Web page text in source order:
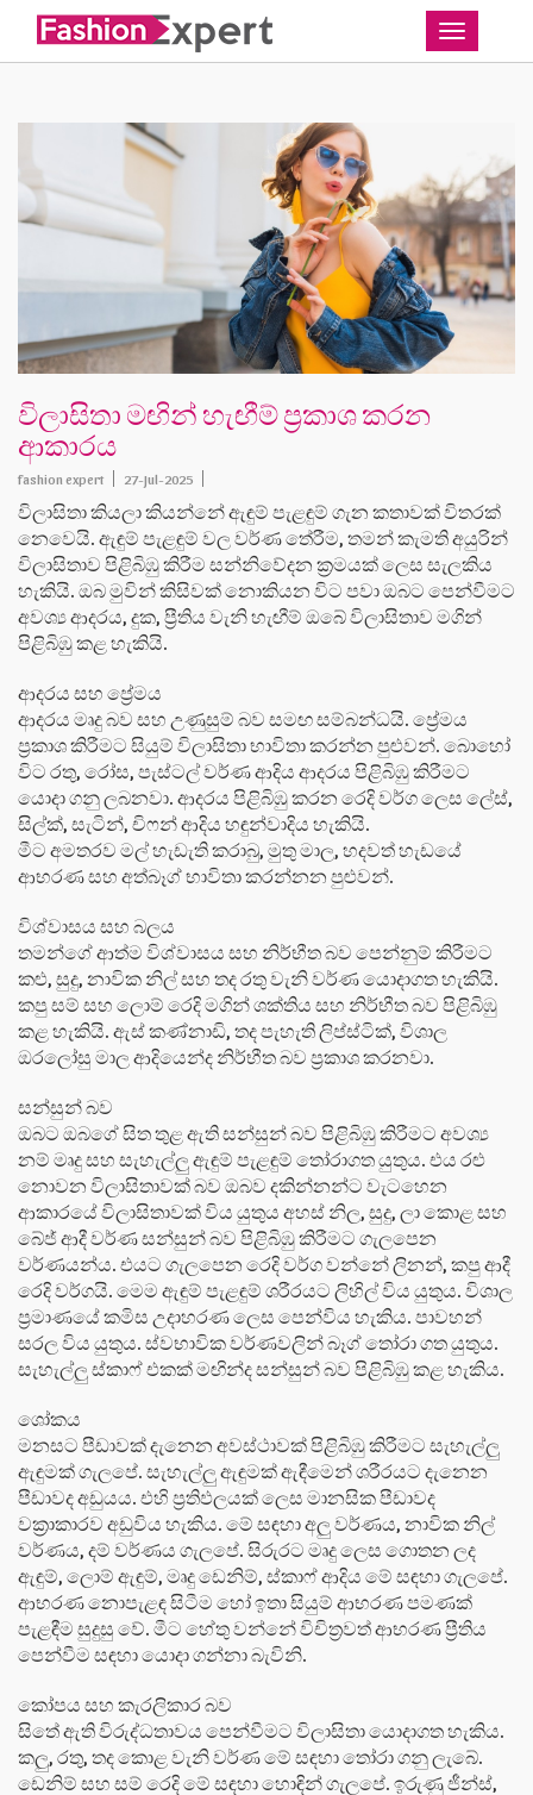
Toggle
විලාසිතා මඟින් හැඟීම් ප්‍රකාශ කරන
ආකාරය
fashion expert 27-Jul-2025
විලාසිතා කියලා කියන්නේ ඇඳුම් පැළඳුම් ගැන කතාවක් විතරක්
නෙවෙයි. ඇඳුම් පැළඳුම් වල වර්ණ තේරීම, තමන් කැමති අයුරින්
විලාසිතාව පිළිබිඹු කිරීම සන්නිවේදන ක්‍රමයක් ලෙස සැලකිය
හැකියි. ඔබ මුවින් කිසිවක් නොකියන විට පවා ඔබට පෙන්වීමට
අවශ්‍ය ආදරය, දුක, ප්‍රීතිය වැනි හැඟීම් ඔබේ විලාසිතාව මගින්
පිළිබිඹු කළ හැකියි.
ආදරය සහ ප්‍රේමය
ආදරය මෘදු බව සහ උණුසුම් බව සමඟ සම්බන්ධයි. ප්‍රේමය
ප්‍රකාශ කිරීමට සියුම් විලාසිතා භාවිතා කරන්න පුළුවන්. බොහෝ
විට රතු, රෝස, පැස්ටල් වර්ණ ආදිය ආදරය පිළිබිඹු කිරීමට
යොදා ගනු ලබනවා. ආදරය පිළිබිඹු කරන රෙදි වර්ග ලෙස ලේස්,
සිල්ක්, සැටින්, චිෆන් ආදිය හඳුන්වාදිය හැකියි.
මීට අමතරව මල් හැඩැති කරාබු, මුතු මාල, හදවත් හැඩයේ
ආභරණ සහ අත්බෑග් භාවිතා කරන්නන පුළුවන්.
විශ්වාසය සහ බලය
තමන්ගේ ආත්ම විශ්වාසය සහ නිර්භීත බව පෙන්නුම් කිරීමට
කළු, සුදු, නාවික නිල් සහ තද රතු වැනි වර්ණ යොදාගත හැකියි.
කපු සම් සහ ලොම් රෙදි මගින් ශක්තිය සහ නිර්භීත බව පිළිබිඹු
කළ හැකියි. ඇස් කණ්නාඩි, තද පැහැති ලිප්ස්ටික්, විශාල
ඔරලෝසු මාල ආදියෙන්ද නිර්භීත බව ප්‍රකාශ කරනවා.
සන්සුන් බව
ඔබට ඔබගේ සිත තුළ ඇති සන්සුන් බව පිළිබිඹු කිරීමට අවශ්‍ය
නම් මෘදු සහ සැහැල්ලු ඇඳුම් පැළඳුම් තෝරාගත යුතුය. එය රළු
නොවන විලාසිතාවක් බව ඔබව දකින්නන්ට වැටහෙන
ආකාරයේ විලාසිතාවක් විය යුතුය අහස් නිල, සුදු, ලා කොළ සහ
බේජ් ආදී වර්ණ සන්සුන් බව පිළිබිඹු කිරීමට ගැලපෙන
වර්ණයන්ය. එයට ගැලපෙන රෙදි වර්ග වන්නේ ලිනන්, කපු ආදී
රෙදි වර්ගයි. මෙම ඇඳුම් පැළඳුම් ශරීරයට ලිහිල් විය යුතුය. විශාල
ප්‍රමාණයේ කමිස උදාහරණ ලෙස පෙන්විය හැකිය. පාවහන්
සරල විය යුතුය. ස්වභාවික වර්ණවලින් බෑග් තෝරා ගත යුතුය.
සැහැල්ලු ස්කාෆ් එකක් මඟින්ද සන්සුන් බව පිළිබිඹු කළ හැකිය.
ශෝකය
මනසට පීඩාවක් දැනෙන අවස්ථාවක් පිළිබිඹු කිරීමට සැහැල්ලු
ඇඳුමක් ගැලපේ. සැහැල්ලු ඇඳුමක් ඇඳීමෙන් ශරීරයට දැනෙන
පීඩාවද අඩුයය. එහි ප්‍රතිඵලයක් ලෙස මානසික පීඩාවද
වක්‍රාකාරව අඩුවිය හැකිය. මේ සඳහා අලු වර්ණය, නාවික නිල්
වර්ණය, දම් වර්ණය ගැලපේ. සිරුරට මෘදු ලෙස ගොතන ලද
ඇඳුම්, ලොම් ඇඳුම්, මෘදු ඩෙනිම්, ස්කාෆ් ආදිය මේ සඳහා ගැලපේ.
ආභරණ නොපැළඳ සිටීම හෝ ඉතා සියුම් ආභරණ පමණක්
පැළඳීම සුදුසු වේ. මීට හේතු වන්නේ විචිත්‍රවත් ආභරණ ප්‍රීතිය
පෙන්වීම සඳහා යොදා ගන්නා බැවිනි.
කෝපය සහ කැරලිකාර බව
සිතේ ඇති විරුද්ධතාවය පෙන්වීමට විලාසිතා යොදාගත හැකිය.
කලු, රතු, තද කොළ වැනි වර්ණ මේ සඳහා තෝරා ගනු ලැබේ.
ඩෙනිම් සහ සම් රෙදි මේ සඳහා හොඳින් ගැලපේ. ඉරුණු ජීන්ස්,